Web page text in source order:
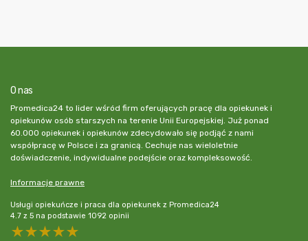
O nas
Promedica24 to lider wśród firm oferujących pracę dla opiekunek i
opiekunów osób starszych na terenie Unii Europejskiej. Już ponad
60.000 opiekunek i opiekunów zdecydowało się podjąć z nami
współpracę w Polsce i za granicą. Cechuje nas wieloletnie
doświadczenie, indywidualne podejście oraz kompleksowość.
Informacje prawne
Usługi opiekuńcze i praca dla opiekunek z Promedica24
4.7 z 5 na podstawie 1092 opinii
5 stars
4 stars
3 stars
2 stars